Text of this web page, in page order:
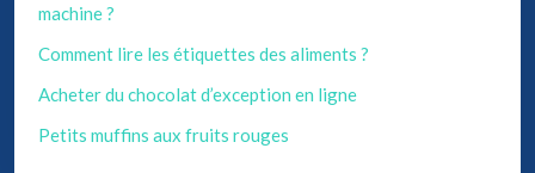
machine ?
Comment lire les étiquettes des aliments ?
Acheter du chocolat d’exception en ligne
Petits muffins aux fruits rouges